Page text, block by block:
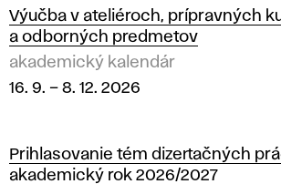
0
2
6
Výučba v ateliéroch, prípravných
a odborných predmetov
akademický kalendár
16. 9. – 8. 12. 2026
Prihlasovanie tém dizertačných
akademický rok 2026/2027